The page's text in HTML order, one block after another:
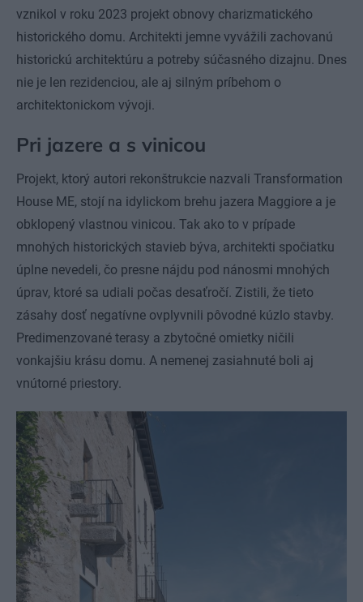
vznikol v roku 2023 projekt obnovy charizmatického
historického domu. Architekti jemne vyvážili zachovanú
historickú architektúru a potreby súčasného dizajnu. Dnes
nie je len rezidenciou, ale aj silným príbehom o
architektonickom vývoji.
Pri jazere a s vinicou
Projekt, ktorý autori rekonštrukcie nazvali Transformation
House ME, stojí na idylickom brehu jazera Maggiore a je
obklopený vlastnou vinicou. Tak ako to v prípade
mnohých historických stavieb býva, architekti spočiatku
úplne nevedeli, čo presne nájdu pod nánosmi mnohých
úprav, ktoré sa udiali počas desaťročí. Zistili, že tieto
zásahy dosť negatívne ovplyvnili pôvodné kúzlo stavby.
Predimenzované terasy a zbytočné omietky ničili
vonkajšiu krásu domu. A nemenej zasiahnuté boli aj
vnútorné priestory.